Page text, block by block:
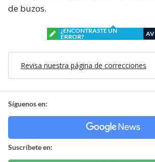
de buzos.
¿ENCONTRASTE UN
ERROR?
Revisa nuestra página de correcciones
Síguenos en:
Suscríbete en: